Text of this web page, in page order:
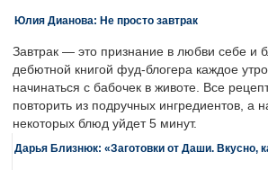
Юлия Дианова: Не просто завтрак
Завтрак — это признание в любви себе и
дебютной книгой фуд-блогера каждое
начинаться с бабочек в животе. Все
повторить из подручных ингредиентов, а
некоторых блюд уйдет 5 минут.
Дарья Близнюк: «Заготовки от Даши. Вкусно,